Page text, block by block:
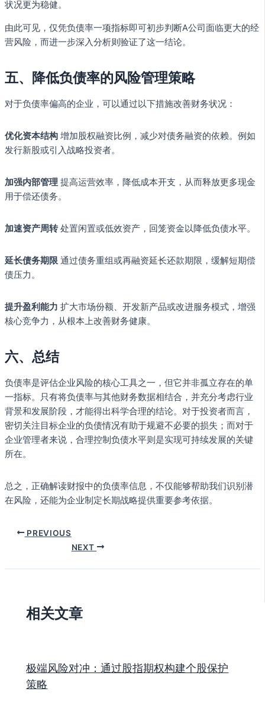
状况更为稳健。
由此可见，仅凭负债率一项指标即可初步判断A公司面临更大的经
营风险，而进一步深入分析则验证了这一结论。
五、降低负债率的风险管理策略
对于负债率偏高的企业，可以通过以下措施改善财务状况：
优化资本结构 增加股权融资比例，减少对债务融资的依赖。例如
发行新股或引入战略投资者。
加强内部管理 提高运营效率，降低成本开支，从而释放更多现金
用于偿还债务。
加速资产周转处置闲置或低效资产，回笼资金以降低负债水平。
延长债务期限 通过债务重组或再融资延长还款期限，缓解短期偿
债压力。
提升盈利能力 扩大市场份额、开发新产品或改进服务模式，增强
核心竞争力，从根本上改善财务健康。
六、总结
负债率是评估企业风险的核心工具之一，但它并非孤立存在的单
一指标。只有将负债率与其他财务数据相结合，并充分考虑行业
背景和发展阶段，才能得出科学合理的结论。对于投资者而言，
密切关注目标企业的负债情况有助于规避不必要的损失；而对于
企业管理者来说，合理控制负债水平则是实现可持续发展的关键
所在。
总之，正确解读财报中的负债率信息，不仅能够帮助我们识别潜
在风险，还能为企业制定长期战略提供重要参考依据。
PREVIOUS
NEXT
相关文章
极端风险对冲：通过股指期权构建个股保护
策略